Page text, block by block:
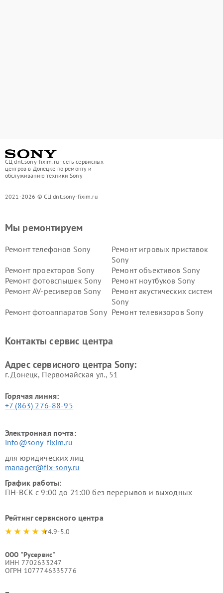
СЦ dnt.sony-fixim.ru - сеть сервисных
центров в Донецке по ремонту и
обслуживанию техники Sony
2021-2026 © СЦ dnt.sony-fixim.ru
Мы ремонтируем
Ремонт телефонов Sony
Ремонт игровых приставок
Sony
Ремонт проекторов Sony
Ремонт объективов Sony
Ремонт фотовспышек Sony
Ремонт ноутбуков Sony
Ремонт AV-ресиверов Sony
Ремонт акустических систем
Sony
Ремонт фотоаппаратов Sony Ремонт телевизоров Sony
Контакты сервис центра
Адрес сервисного центра Sony:
г. Донецк, Первомайская ул., 51
Горячая линия:
+7 (863) 276-88-95
Электронная почта:
info@sony-fixim.ru
для юридических лиц
manager@fix-sony.ru
График работы:
ПН-ВСК с 9:00 до 21:00 без перерывов и выходных
Рейтинг сервисного центра
4.9-5.0
ООО "Русервис"
ИНН 7702633247
ОГРН 1077746335776